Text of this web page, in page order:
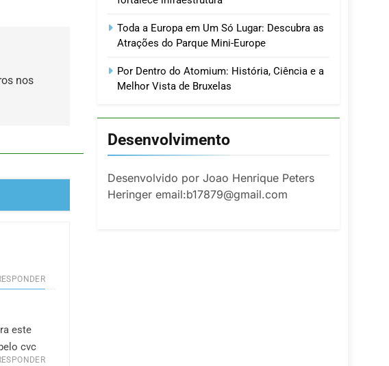
nos
este
cvc
Toda a Europa em Um Só Lugar: Descubra as
Atrações do Parque Mini-Europe
Por Dentro do Atomium: História, Ciência e a
Melhor Vista de Bruxelas
Desenvolvimento
Desenvolvido por Joao Henrique Peters
Heringer email:b17879@gmail.com